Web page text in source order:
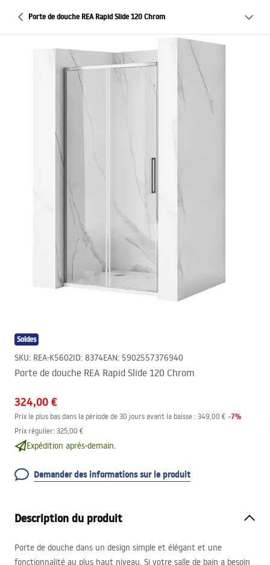
Porte de douche REA Rapid Slide 120 Chrom
Soldes
SKU: REA-K5602ID: 8374EAN: 5902557376940
Porte de douche REA Rapid Slide 120 Chrom
324,00 €
Prix le plus bas dans la période de 30 jours avant la baisse : 349,00 € -7%
Prix régulier: 325,00 €
Expédition après-demain.
Demander des informations sur le produit
Description du produit
Porte de douche dans un design simple et élégant et une
fonctionnalité au plus haut niveau. Si votre salle de bain a besoin